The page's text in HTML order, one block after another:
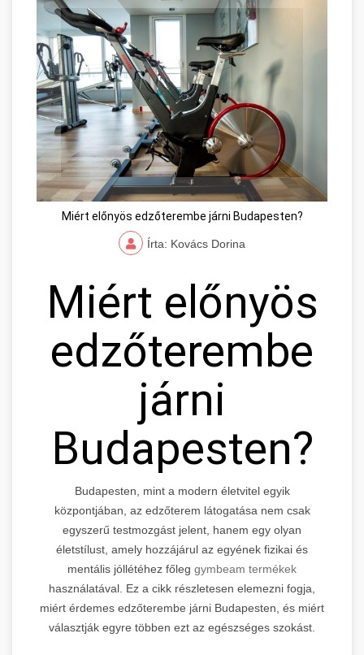
Miért előnyös edzőterembe járni Budapesten?
Írta: Kovács Dorina
Miért előnyös
edzőterembe
járni
Budapesten?
Budapesten, mint a modern életvitel egyik
központjában, az edzőterem látogatása nem csak
egyszerű testmozgást jelent, hanem egy olyan
életstílust, amely hozzájárul az egyének fizikai és
mentális jóllétéhez főleg gymbeam termékek
használatával. Ez a cikk részletesen elemezni fogja,
miért érdemes edzőterembe járni Budapesten, és miért
választják egyre többen ezt az egészséges szokást.